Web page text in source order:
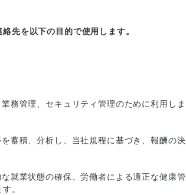
先を以下の目的で使用します。
務管理、セキュリティ管理のために利用しま
蓄積、分析し、当社規程に基づき、報酬の決
就業状態の確保、労働者による適正な健康管
。